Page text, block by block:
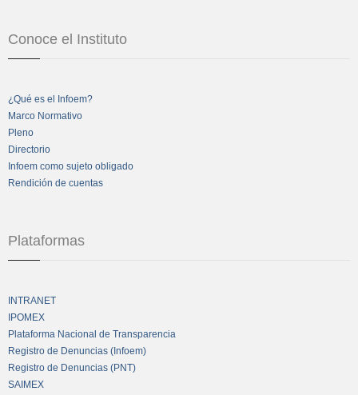
Conoce el Instituto
¿Qué es el Infoem?
Marco Normativo
Pleno
Directorio
Infoem como sujeto obligado
Rendición de cuentas
Plataformas
INTRANET
IPOMEX
Plataforma Nacional de Transparencia
Registro de Denuncias (Infoem)
Registro de Denuncias (PNT)
SAIMEX